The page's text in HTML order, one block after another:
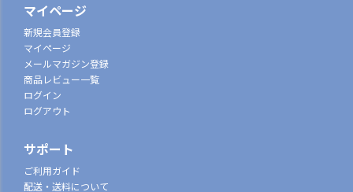
マイページ
新規会員登録
マイページ
メールマガジン登録
商品レビュー一覧
ログイン
ログアウト
サポート
ご利用ガイド
配送・送料について